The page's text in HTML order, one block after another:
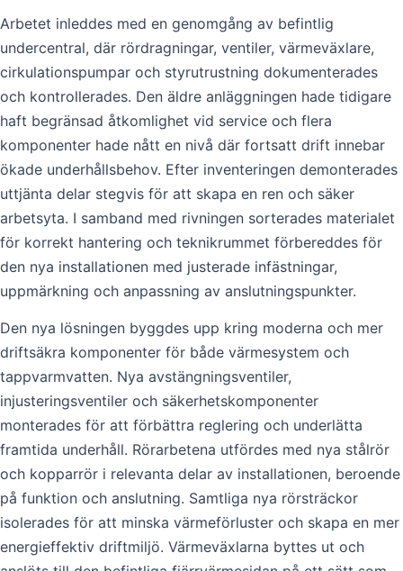
Arbetet inleddes med en genomgång av befintlig
undercentral, där rördragningar, ventiler, värmeväxlare,
cirkulationspumpar och styrutrustning dokumenterades
och kontrollerades. Den äldre anläggningen hade tidigare
haft begränsad åtkomlighet vid service och flera
komponenter hade nått en nivå där fortsatt drift innebar
ökade underhållsbehov. Efter inventeringen demonterades
uttjänta delar stegvis för att skapa en ren och säker
arbetsyta. I samband med rivningen sorterades materialet
för korrekt hantering och teknikrummet förbereddes för
den nya installationen med justerade infästningar,
uppmärkning och anpassning av anslutningspunkter.
Den nya lösningen byggdes upp kring moderna och mer
driftsäkra komponenter för både värmesystem och
tappvarmvatten. Nya avstängningsventiler,
injusteringsventiler och säkerhetskomponenter
monterades för att förbättra reglering och underlätta
framtida underhåll. Rörarbetena utfördes med nya stålrör
och kopparrör i relevanta delar av installationen, beroende
på funktion och anslutning. Samtliga nya rörsträckor
isolerades för att minska värmeförluster och skapa en mer
energieffektiv driftmiljö. Värmeväxlarna byttes ut och